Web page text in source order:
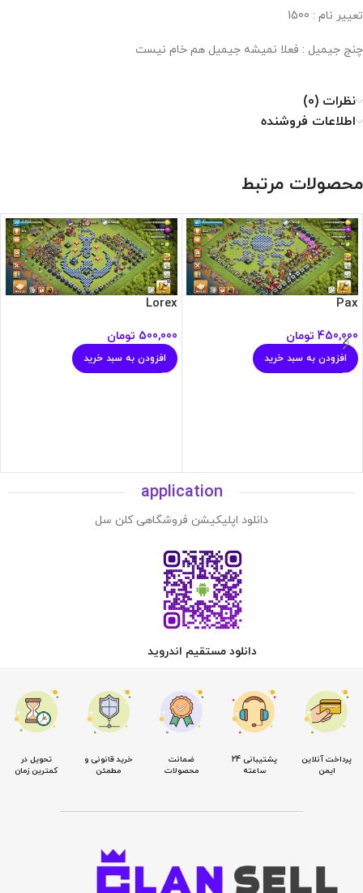
تعییر نام : 1500
چنج جیمیل : فعلا نمیشه جیمیل هم خام نیست
نظرات (0)
اطلاعات فروشنده
محصولات مرتبط
Pax
450,000 تومان
افزودن به سبد خرید
Lorex
500,000 تومان
افزودن به سبد خرید
application
دانلود اپلیکیشن فروشگاهی کلن سل
دانلود مستقیم اندروید
پرداخت آنلاین
ایمن
پشتیبانی 24
ساعته
ضمانت
محصولات
خرید قانونی و
مطمئن
تحویل در
کمترین زمان